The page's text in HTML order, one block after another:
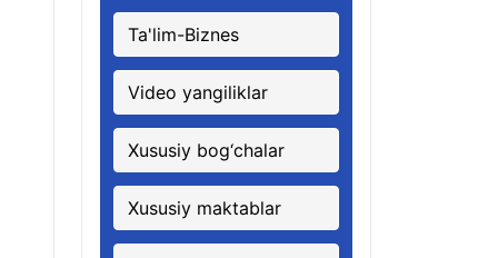
Ta'lim-Biznes
Video yangiliklar
Xususiy bog‘chalar
Xususiy maktablar